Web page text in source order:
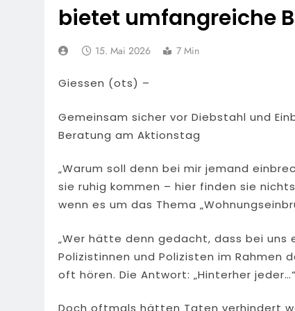
bietet umfangreiche
15. Mai 2026 7 Min
Giessen (ots) –
Gemeinsam sicher vor Diebstahl und
Beratung am Aktionstag
„Warum soll denn bei mir jemand
sie ruhig kommen – hier finden sie
wenn es um das Thema
„Wer hätte denn gedacht, dass bei uns
Polizistinnen und Polizisten im Rahmen
oft hören. Die Antwort: „Hinterher jeder…“
Doch oftmals hätten Taten verhindert